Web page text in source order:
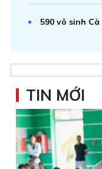
590 võ sinh
TIN MỚI